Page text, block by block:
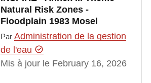
Natural Risk Zones -
Floodplain 1983 Mosel
Par Administration de la gestion
de l'eau
Mis à jour le February 16, 2026